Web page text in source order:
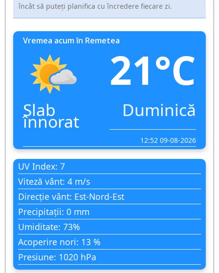
încât să puteți planifica cu încredere fiecare zi.
Vremea acum în Remetea
21°C
Slab
înnorat
Duminică
12:52 09-08-2026
UV Index: 7
Viteză vânt: 4 m/s
Direcție vânt: Est-Nord-Est
Precipitații: 0 mm
Umiditate: 73%
Acoperire nori: 13 %
Presiune: 1020 hPa